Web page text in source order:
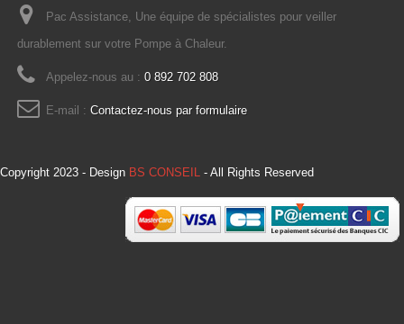
Pac Assistance, Une équipe de spécialistes pour veiller
durablement sur votre Pompe à Chaleur.
Appelez-nous au : 0 892 702 808
E-mail : Contactez-nous par formulaire
Copyright 2023 - Design BS CONSEIL - All Rights Reserved